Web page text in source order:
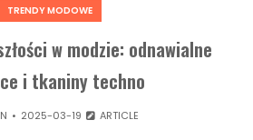
TRENDY MODOWE
w modzie: odnawialne
i tkaniny techno
2025-03-19 ARTICLE